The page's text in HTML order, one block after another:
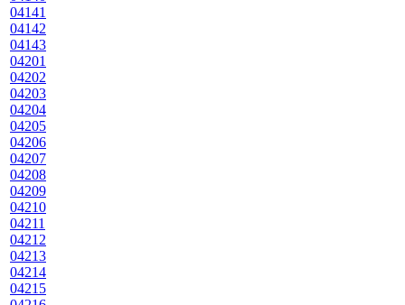
04141
04142
04143
04201
04202
04203
04204
04205
04206
04207
04208
04209
04210
04211
04212
04213
04214
04215